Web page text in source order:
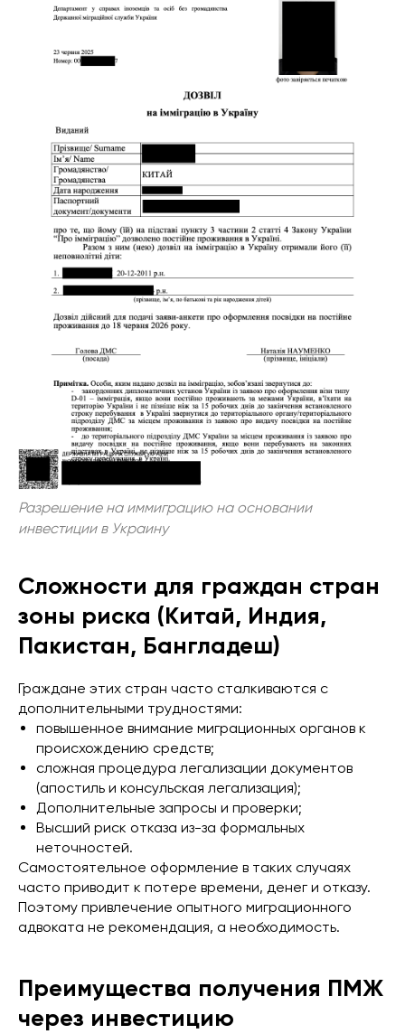
Разрешение на иммиграцию на основании
инвестиции в Украину
Сложности для граждан стран
зоны риска (Китай, Индия,
Пакистан, Бангладеш)
Граждане этих стран часто сталкиваются с
дополнительными трудностями:
повышенное внимание миграционных органов к
происхождению средств;
сложная процедура легализации документов
(апостиль и консульская легализация);
Дополнительные запросы и проверки;
Высший риск отказа из-за формальных
неточностей.
Самостоятельное оформление в таких случаях
часто приводит к потере времени, денег и отказу.
Поэтому привлечение опытного миграционного
адвоката не рекомендация, а необходимость.
Преимущества получения ПМЖ
через инвестицию